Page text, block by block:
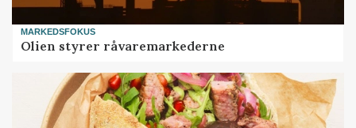
MARKEDSFOKUS
Olien styrer råvaremarkederne